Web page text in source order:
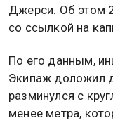
Джерси. Об этом
со ссылкой на
По его данным,
Экипаж доложил
разминулся с
менее метра,